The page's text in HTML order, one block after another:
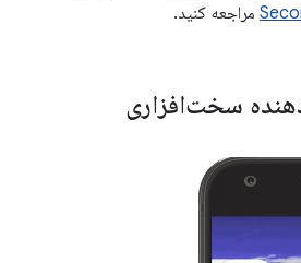
مراجعه کنید.
سخت‌افزاری